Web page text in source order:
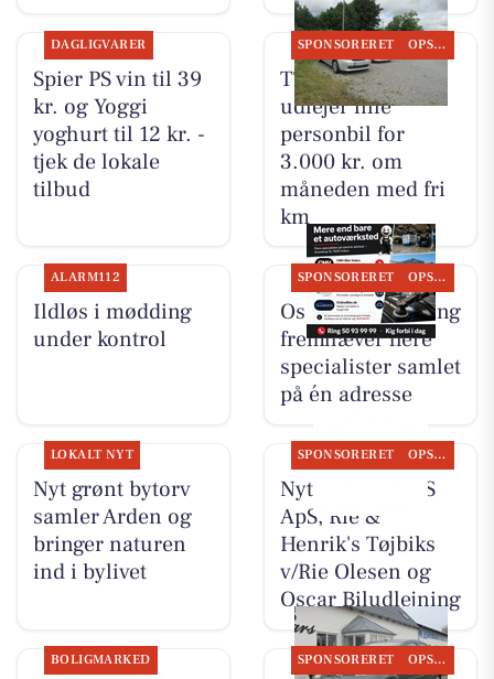
DAGLIGVARER
Spier PS vin til 39
kr. og Yoggi
yoghurt til 12 kr. -
tjek de lokale
tilbud
SPONSORERET OPSLAGSTAVLEN
TT CARS ApS
udlejer lille
personbil for
3.000 kr. om
måneden med fri
km
ALARM112
Ildløs i mødding
under kontrol
SPONSORERET OPSLAGSTAVLEN
Oscar Biludlejning
fremhæver flere
specialister samlet
på én adresse
LOKALT NYT
Nyt grønt bytorv
samler Arden og
bringer naturen
ind i bylivet
SPONSORERET OPSLAGSTAVLEN
Nyt fra TT CARS
ApS, Rie &
Henrik's Tøjbiks
v/Rie Olesen og
Oscar Biludlejning
BOLIGMARKED SPONSORERET OPSLAGSTAVLEN